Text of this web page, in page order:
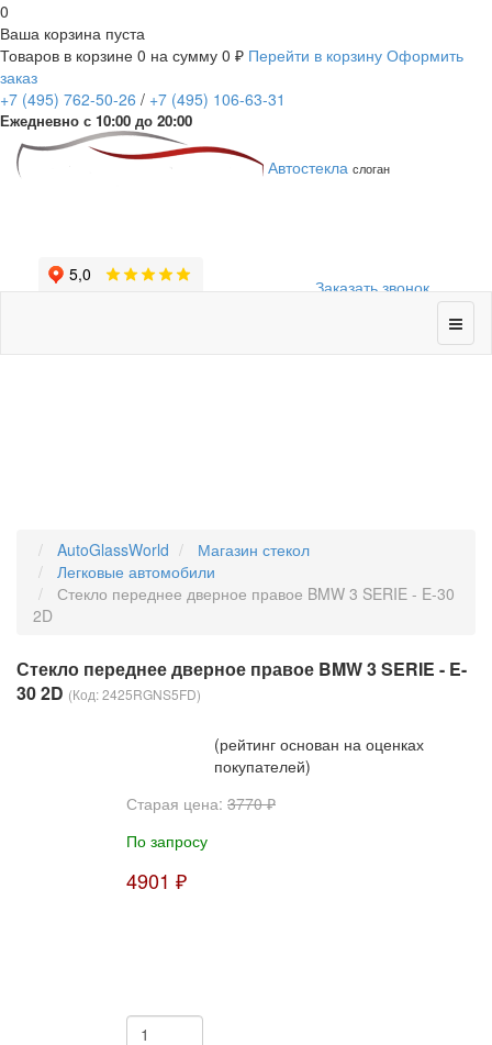
0
Ваша корзина пуста
Товаров в корзине 0 на сумму 0 ₽ Перейти в корзину Оформить
заказ
+7 (495) 762-50-26 / +7 (495) 106-63-31
Ежедневно с 10:00 до 20:00
Заказать звонок
Автостекла слоган
AutoGlassWorld
Магазин стекол
Легковые автомобили
Стекло переднее дверное правое BMW 3 SERIE - E-30
2D
Стекло переднее дверное правое BMW 3 SERIE - E-
30 2D (Код:2425RGNS5FD)
(рейтинг основан на оценках
покупателей)
Старая цена: 3770 ₽
По запросу
4901 ₽